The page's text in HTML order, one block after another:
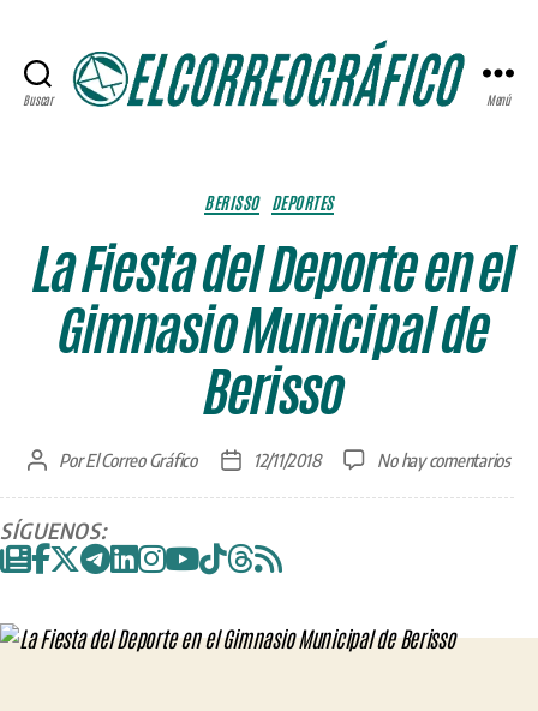
Buscar Menú
Categorías
BERISSO DEPORTES
La Fiesta del Deporte en el
Gimnasio Municipal de
Berisso
Autor
entrada
PorEl Correo Gráfico
Fecha
entrada
12/11/2018 No hay comentariosen
SÍGUENOS: